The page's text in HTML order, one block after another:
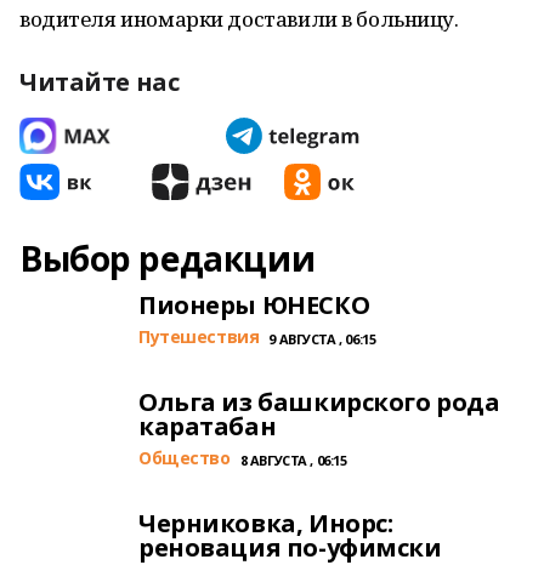
водителя иномарки доставили в больницу.
Читайте нас
Выбор редакции
Пионеры ЮНЕСКО
Путешествия 9 АВГУСТА , 06:15
Ольга из башкирского рода
каратабан
Общество 8 АВГУСТА , 06:15
Черниковка, Инорс:
реновация по-уфимски